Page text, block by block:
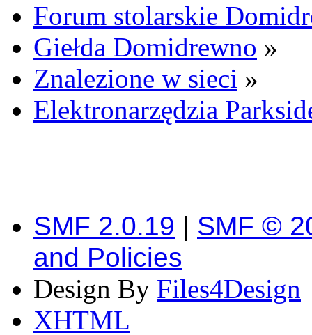
Forum stolarskie
Giełda Domidrewno »
Znalezione w sieci »
Elektronarzędzia
SMF 2.0.19 | SMF ©
and Policies
Design By Files4Design
XHTML